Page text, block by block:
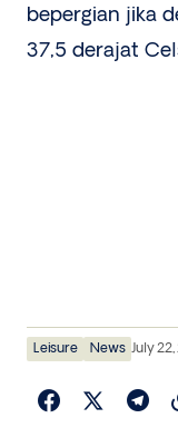
bepergian jika
37,5 derajat
Leisure News July